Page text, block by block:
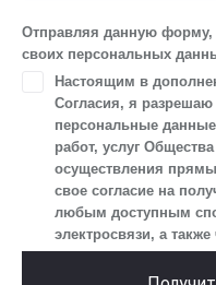
устройства и модели
уникального
предпочтительного
контактов.
следующие действия:
накопление, хранение,
извлечение,
блокирование, удаление,
Общество обрабатывает
с использованием
Отправляя данную форму,
своих персональных
Настоящим в
Согласия, я
персональные
работ, услуг
осуществления
свое согласие на
любым доступным
электросвязи, а также